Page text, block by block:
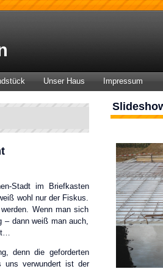
Unser Haus Impressum
Stadt im Briefkasten
wohl nur der Fiskus.
Wenn man sich
– dann weiß man auch,
denn die geforderten
uns verwundert ist der